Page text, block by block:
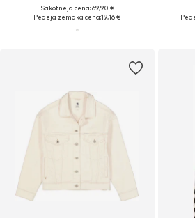
Sākotnējā cena: 69,90 €
Pēdējā zemākā cena:19,16 €